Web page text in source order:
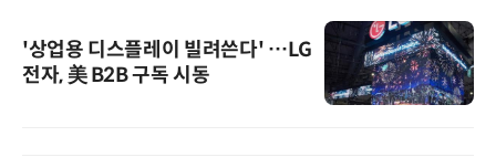
'상업용 디스플레이 빌려쓴다' …LG
전자, 美 B2B 구독 시동